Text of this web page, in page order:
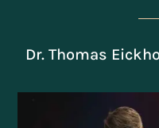
Dr. Thomas